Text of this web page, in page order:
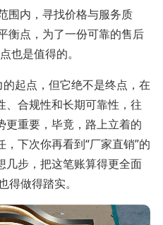
围内，寻找价格与服务质
衡点，为了一份可靠的售后
也是值得的。
起点，但它绝不是终点，在
、合规性和长期可靠性，往
更重要，毕竟，路上立着的
下次你再看到“厂家直销”的
几步，把这笔账算得更全面
做得踏实。